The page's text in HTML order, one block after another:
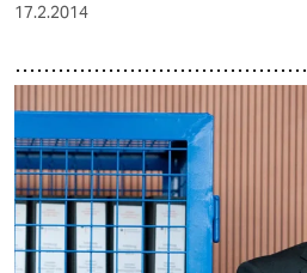
17.2.2014